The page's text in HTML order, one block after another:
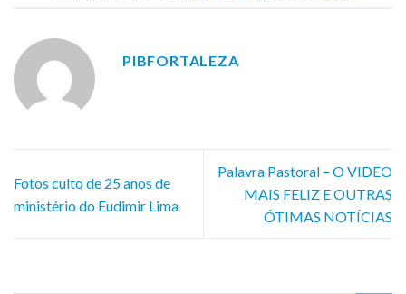
PIBFORTALEZA
Fotos culto de 25 anos de
ministério do Eudimir Lima
Palavra Pastoral – O VIDEO
MAIS FELIZ E OUTRAS
ÓTIMAS NOTÍCIAS